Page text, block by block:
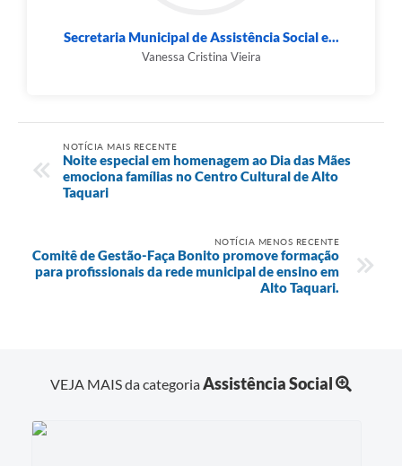
Secretaria Municipal de Assistência Social e...
Vanessa Cristina Vieira
NOTÍCIA MAIS RECENTE
Noite especial em homenagem ao Dia das Mães
emociona famílias no Centro Cultural de Alto
Taquari
NOTÍCIA MENOS RECENTE
Comitê de Gestão-Faça Bonito promove formação
para profissionais da rede municipal de ensino em
Alto Taquari.
VEJA MAIS da categoriaAssistência Social